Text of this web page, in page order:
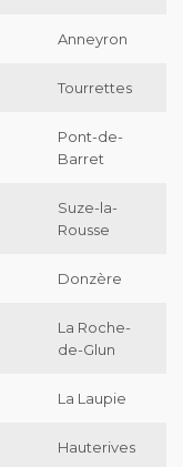
Anneyron
Tourrettes
Pont-de-
Barret
Suze-la-
Rousse
Donzère
La Roche-
de-Glun
La Laupie
Hauterives